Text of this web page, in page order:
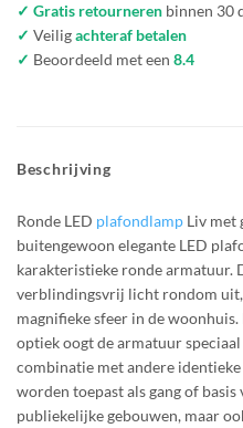
✓ Gratis retourneren binnen 30
✓ Veiligachteraf betalen
✓ Beoordeeld met een 8.4
Beschrijving
Ronde LED plafondlamp Liv met
buitengewoon elegante LED
karakteristieke ronde armatuur.
verblindingsvrij licht rondom uit,
magnifieke sfeer in de
optiek oogt de armatuur
combinatie met andere
worden toepast als gang of
publiekelijke gebouwen, maar